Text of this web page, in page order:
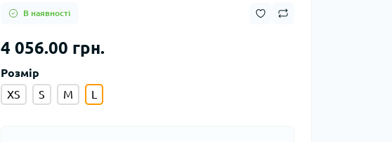
В наявності
4 056.00 грн.
Розмір
XS
S M L